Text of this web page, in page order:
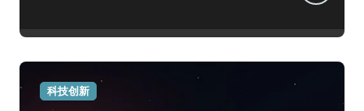
科技创新